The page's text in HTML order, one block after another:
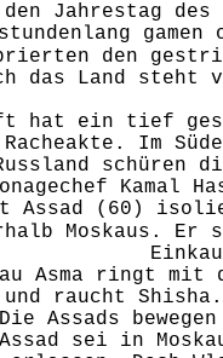
den Jahrestag
gamen
den
das Land steht
hat ein tief
Im
schüren
Kamal
Assad (60)
Moskaus. Er
Asma ringt
raucht
Die Assads
sei in